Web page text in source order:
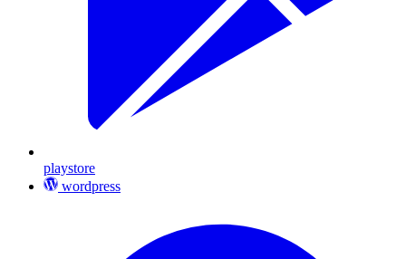
playstore
wordpress